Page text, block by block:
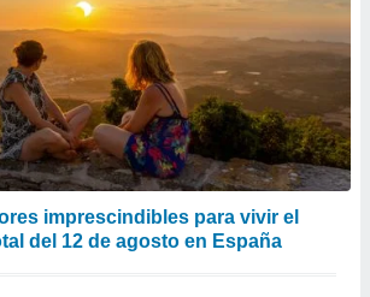
imprescindibles para vivir el
del 12 de agosto en España